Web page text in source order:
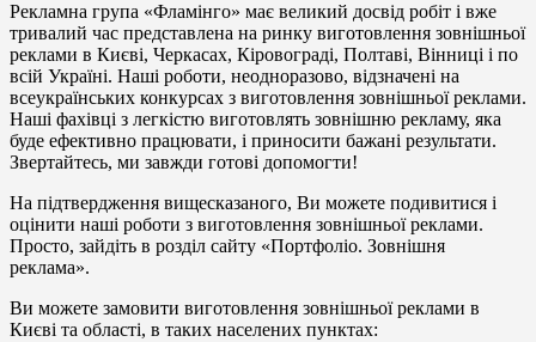
Рекламна група «Фламінго» має великий досвід робіт і вже
тривалий час представлена на ринку виготовлення зовнішньої
реклами в Києві, Черкасах, Кіровограді, Полтаві, Вінниці і по
всій Україні. Наші роботи, неодноразово, відзначені на
всеукраїнських конкурсах з виготовлення зовнішньої реклами.
Наші фахівці з легкістю виготовлять зовнішню рекламу, яка
буде ефективно працювати, і приносити бажані результати.
Звертайтесь, ми завжди готові допомогти!
На підтвердження вищесказаного, Ви можете подивитися і
оцінити наші роботи з виготовлення зовнішньої реклами.
Просто, зайдіть в розділ сайту «Портфоліо. Зовнішня
реклама».
Ви можете замовити виготовлення зовнішньої реклами в
Києві та області, в таких населених пунктах: